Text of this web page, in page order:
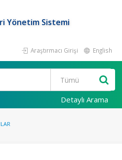
Yönetim Sistemi
Araştırmacı Girişi English
Detaylı Arama